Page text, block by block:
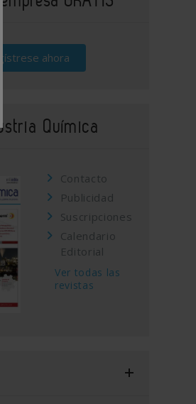
ahora
Química
Contacto
Publicidad
Suscripciones
Calendario
Editorial
Ver todas las
revistas